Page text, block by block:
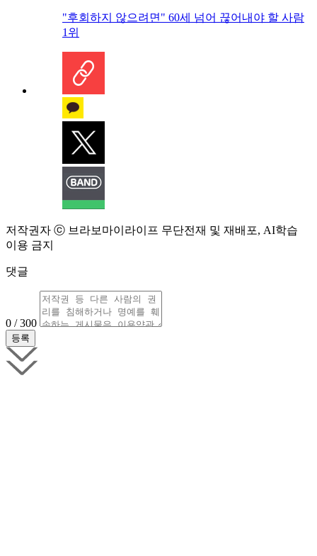
"후회하지 않으려면" 60세 넘어 끊어내야 할 사람
1위
저작권자 ⓒ 브라보마이라이프 무단전재 및 재배포, AI학습
이용 금지
댓글
0 / 300